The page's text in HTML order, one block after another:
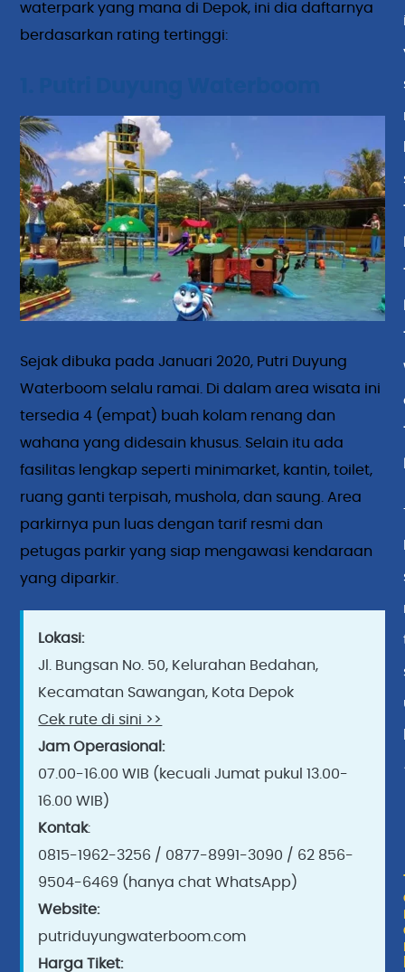
waterpark yang mana di Depok, ini dia daftarnya
berdasarkan rating tertinggi:
Sejak dibuka pada Januari 2020, Putri Duyung
Waterboom selalu ramai. Di dalam area wisata ini
tersedia 4 (empat) buah kolam renang dan
wahana yang didesain khusus. Selain itu ada
fasilitas lengkap seperti minimarket, kantin, toilet,
ruang ganti terpisah, mushola, dan saung. Area
parkirnya pun luas dengan tarif resmi dan
petugas parkir yang siap mengawasi kendaraan
yang diparkir.
Lokasi:
Jl. Bungsan No. 50, Kelurahan Bedahan,
Kecamatan Sawangan, Kota Depok
Cek rute di sini >>
Jam Operasional:
07.00-16.00 WIB (kecuali Jumat pukul 13.00-
16.00 WIB)
Kontak:
0815-1962-3256 / 0877-8991-3090 / 62 856-
9504-6469 (hanya chat WhatsApp)
Website:
putriduyungwaterboom.com
Harga Tiket: